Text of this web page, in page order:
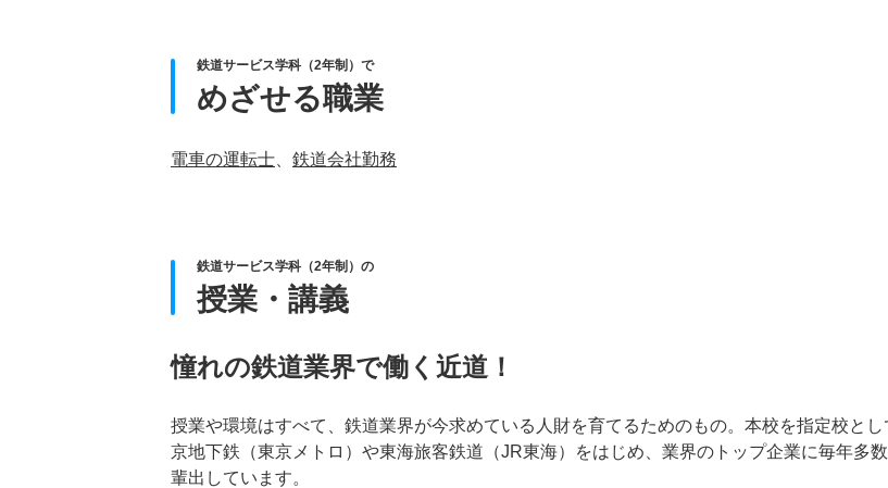
鉄道サービス学科（2年制）で
めざせる職業
電車の運転士 鉄道会社勤務
鉄道サービス学科（2年制）の
授業・講義
憧れの鉄道業界で働く近道！
授業や環境はすべて、鉄道業界が今求めている人財を育てるためのもの。本校を指定校とし
京地下鉄（東京メトロ）や東海旅客鉄道（JR東海）をはじめ、業界のトップ企業に毎年多
輩出しています。